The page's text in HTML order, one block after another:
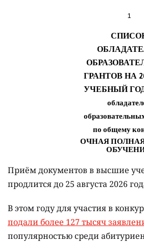
Приём документов в высшие
продлится до 25 августа 2026
В этом году для участия в
подали более 127 тысяч
популярностью среди